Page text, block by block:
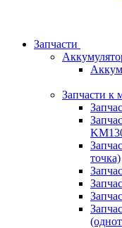
Запчасти
Запчасти к
точка)